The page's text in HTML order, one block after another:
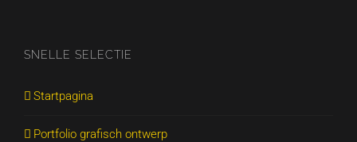
SNELLE SELECTIE
Startpagina
Portfolio grafisch ontwerp